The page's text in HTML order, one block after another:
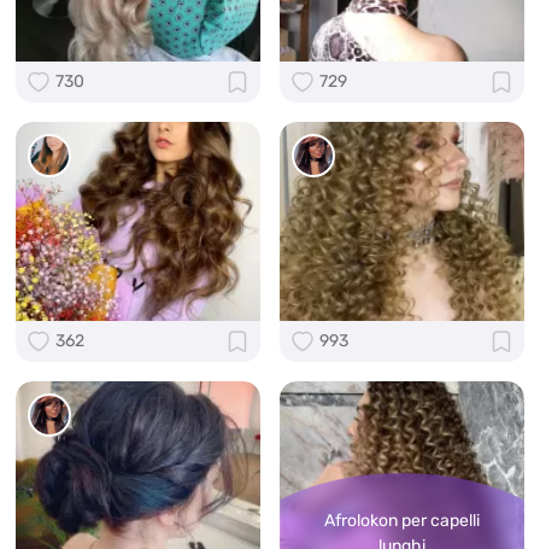
730 729
362 993
Afrolokon per capelli